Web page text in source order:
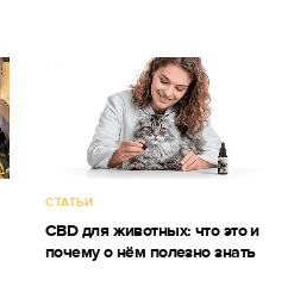
СТАТЬИ
CBD для животных: что это и
почему о нём полезно знать